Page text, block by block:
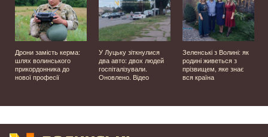
Дрони замість керма:
шлях волинського
прикордонника до
нової професії
У Луцьку зіткнулися
два авто: двох людей
госпіталізували.
Оновлено. Відео
Зеленські з Волині: як
родині живеться з
прізвищем, яке знає
вся країна